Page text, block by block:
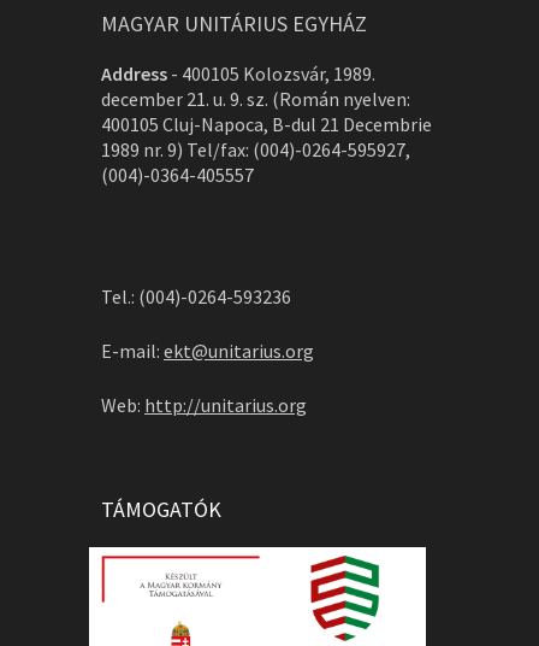
MAGYAR UNITÁRIUS EGYHÁZ
Address - 400105 Kolozsvár, 1989.
december 21. u. 9. sz. (Román nyelven:
400105 Cluj-Napoca, B-dul 21 Decembrie
1989 nr. 9) Tel/fax: (004)-0264-595927,
(004)-0364-405557
Tel.: (004)-0264-593236
E-mail: ekt@unitarius.org
Web: http://unitarius.org
TÁMOGATÓK